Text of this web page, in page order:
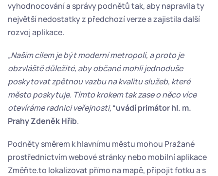
vyhodnocování a správy podnětů tak, aby napravila ty
největší nedostatky z předchozí verze a zajistila další
rozvoj aplikace.
„Naším cílem je být moderní metropolí, a proto je
obzvláště důležité, aby občané mohli jednoduše
poskytovat zpětnou vazbu na kvalitu služeb, které
město poskytuje. Tímto krokem tak zase o něco více
otevíráme radnici veřejnosti,“uvádí primátor hl. m.
Prahy Zdeněk Hřib.
Podněty směrem k hlavnímu městu mohou Pražané
prostřednictvím webové stránky nebo mobilní aplikace
Změňte.to lokalizovat přímo na mapě, připojit fotku a s